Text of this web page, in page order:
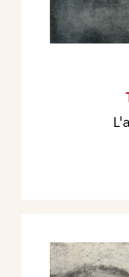
Casa
Milano, con
Sassu, Gian